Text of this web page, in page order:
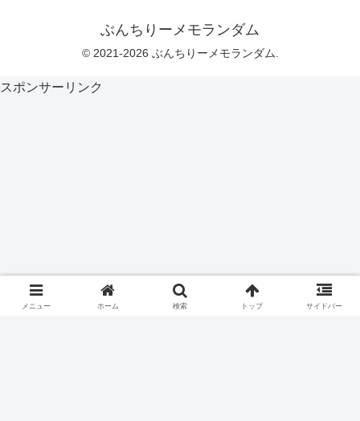
ぶんちりーメモランダム
© 2021-2026 ぶんちりーメモランダム.
メニュー ホーム 検索 トップ サイドバー
スポンサーリンク